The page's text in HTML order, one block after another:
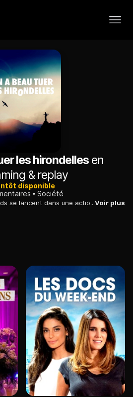
les hirondelles en
& replay
disponible
Société
Des lycéens haut-savoyards se lancent dans une action solidaire et civique auprès de Khairollah, jeune réfugié afghan, pour tenter de sauver son petit frère, resté au pays.Voir plus